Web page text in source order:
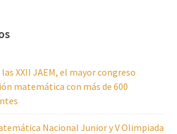
las XXII JAEM, el mayor congreso
matemática con más de 600
Nacional Junior y V Olimpiada